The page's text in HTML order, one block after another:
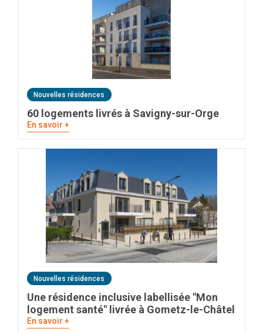
Nouvelles résidences
60 logements livrés à Savigny-sur-Orge
En savoir +
Nouvelles résidences
Une résidence inclusive labellisée "Mon
logement santé" livrée à Gometz-le-Châtel
En savoir +